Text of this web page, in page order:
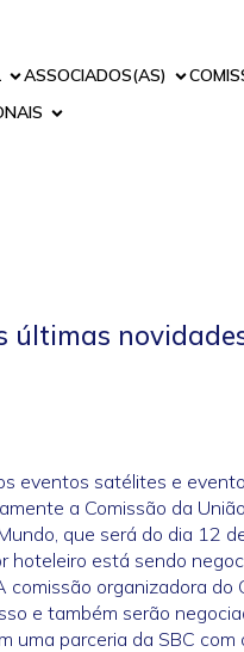
ASSOCIADOS(AS)
últimas
eventos satélites e
a Comissão da
que será do dia 12
hoteleiro está sendo
organizadora
e também serão
uma parceria da SBC